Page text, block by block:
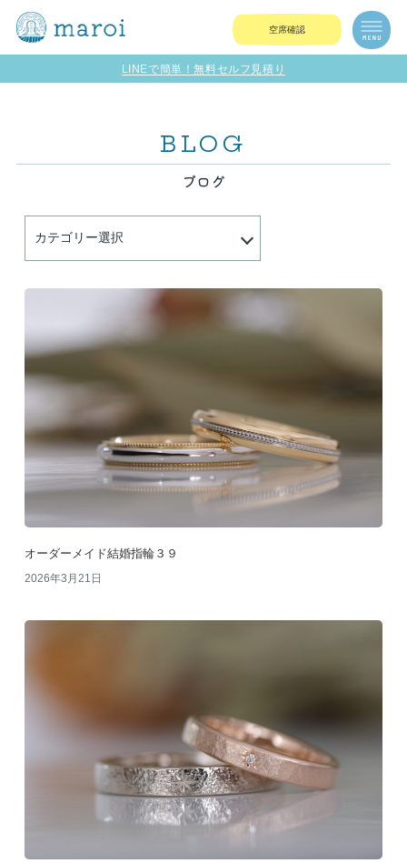
空席確認
LINEで簡単！無料セルフ見積り
BLOG
ブログ
オーダーメイド結婚指輪３９
2026年3月21日